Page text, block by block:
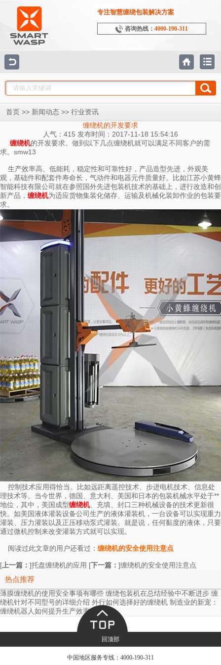
专注智慧缠绕包装解决方案
咨询热线： 4000-190-311
首页 >> 新闻动态 >> 行业资讯
缠绕机的开发要求
人气：415 发布时间：2017-11-18 15:54:16
缠绕机的开发要求。做到以下几点缠绕机就可以满足不同客户的需
求。smw13
生产效率高、低能耗，稳定性和可靠性好，产品造型先进，外观美
观，基础件和配套件寿命长，气动件和电器元件质量好。比如江苏小黄蜂
智能科技有限公司就在参照国外先进包装机技术的基础上，进行改造和创
新产品， 缠绕机为适应货物集装化储存、运输及机械化装卸作业的包装要
求。
控制技术应用得恰当。比如远距离遥控技术、步进电机技术、信息处
理技术等。当今世界，德国、意大利、美国和日本的包装机械水平处于**
地位，其中，美国成型缠绕机、充填、封口三种机械设备的技术更新很
快。如美国液体灌装设备公司生产的液体灌装机，一台设备可以实现重力
灌装、压力灌装以及正压移动泵式灌装。就是说，任何黏度的液体，只要
通过微机控制来改变灌装方式就可以实现。
阅读过此文章的用户还看过： 缠绕机的安全使用注意点
[ 上一篇： ]托盘缠绕机的应用 [下一篇： ]缠绕机的安全使用注意点
热点推荐
薄膜缠绕机的使用安全事项有哪些 缠绕包装机在总结经验中不断进步 缠
绕机针对不同型号的详细介绍 外行如何选择好的缠绕机 制造业的新宠：
缠绕机器人如何提升生产效率
回顶部
中国地区服务专线： 4000-190-311